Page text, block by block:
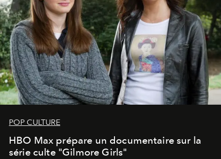
POP CULTURE
HBO Max prépare un documentaire sur la
série culte "Gilmore Girls"